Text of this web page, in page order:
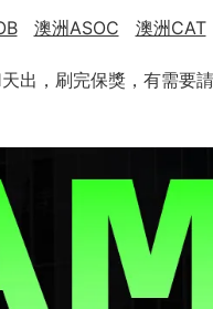
澳洲ASOC 澳洲CAT
出，刷完保獎，有需要